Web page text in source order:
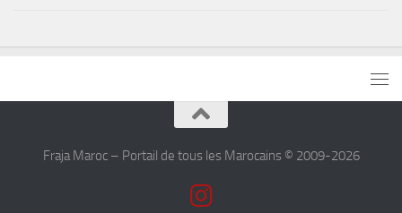
Fraja Maroc – Portail de tous les Marocains © 2009-2026